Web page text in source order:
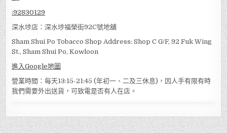
:92830129
深水埗店：深水埗福榮街92C號地舖
Sham Shui Po Tobacco Shop Address: Shop C G/F, 92 Fuk Wing
St., Sham Shui Po, Kowloon
進入Google地圖
營業時間：每天13:15-21:45 (年初一、二及三休息)，因人手有限有時
我們需要外出送貨，可致電是否有人在店。